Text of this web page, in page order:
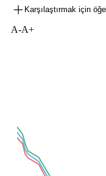
Karşılaştırmak için